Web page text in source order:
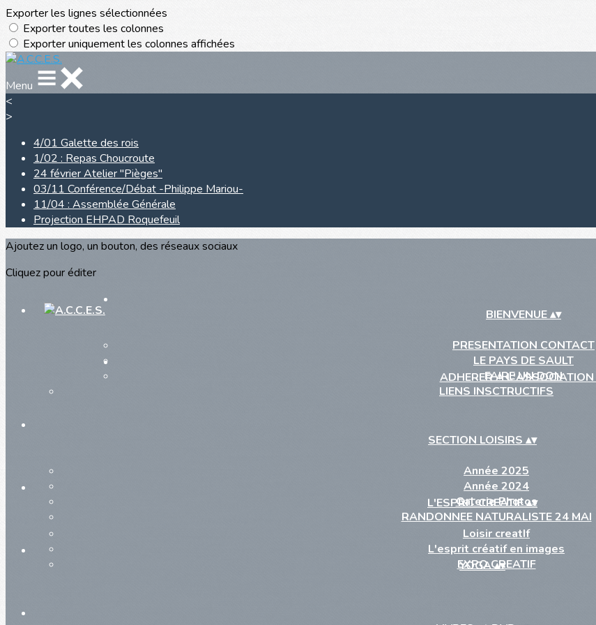
Exporter les lignes sélectionnées
Exporter toutes les colonnes
Exporter uniquement les colonnes affichées
Menu
<
>
4/01 Galette des rois
1/02 : Repas Choucroute
24 février Atelier "Pièges"
03/11 Conférence/Débat -Philippe Mariou-
11/04 : Assemblée Générale
Projection EHPAD Roquefeuil
Ajoutez un logo, un bouton, des réseaux sociaux
Cliquez pour éditer
BIENVENUE▴▾
PRESENTATION CONTACT
LE PAYS DE SAULT
FAIRE UN DON
LIENS INSCTRUCTIFS
ADHERER A L'ASSOCIATION
SECTION LOISIRS ▴▾
Année 2025
Année 2024
Galerie Photos
RANDONNEE NATURALISTE 24 MAI
L'ESPRIT CREATIF▴▾
Loisir creatIf
L'esprit créatif en images
EXPO CREATIF
YOGA▴▾